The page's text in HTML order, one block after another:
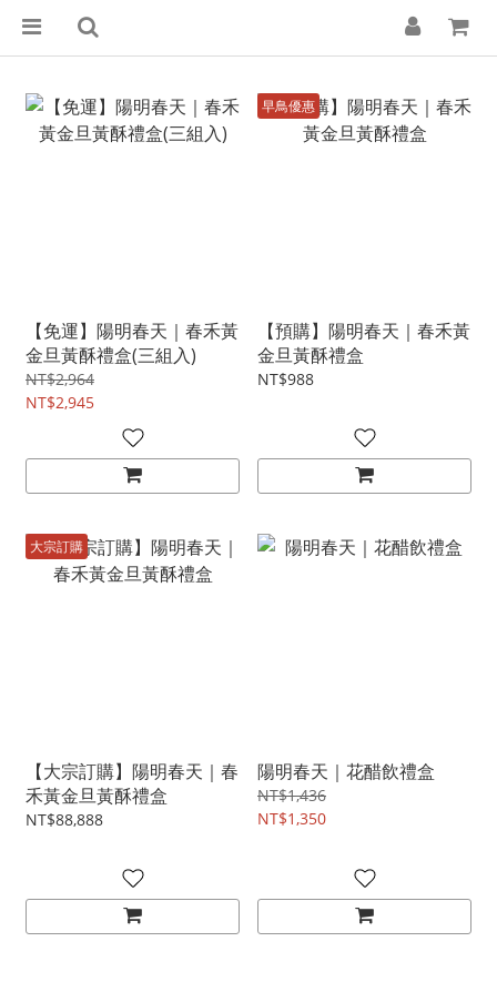
【免運】陽明春天｜春禾黃
金旦黃酥禮盒(三組入)
NT$2,964
NT$2,945
早鳥優惠
【預購】陽明春天｜春禾黃
金旦黃酥禮盒
NT$988
大宗訂購
【大宗訂購】陽明春天｜春
禾黃金旦黃酥禮盒
NT$88,888
陽明春天｜花醋飲禮盒
NT$1,436
NT$1,350